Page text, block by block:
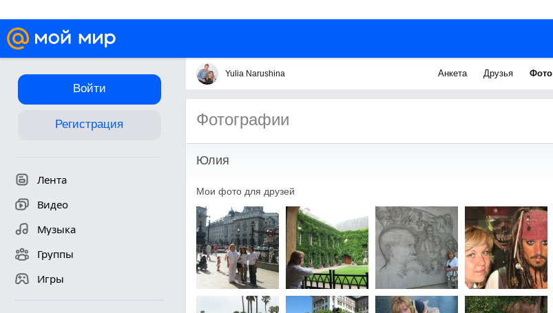
Войти
Регистрация
Лента
Видео
Музыка
Группы
Игры
Yulia Narushina Анкета Друзья Фото
Фотографии
Юлия
Мои фото для друзей